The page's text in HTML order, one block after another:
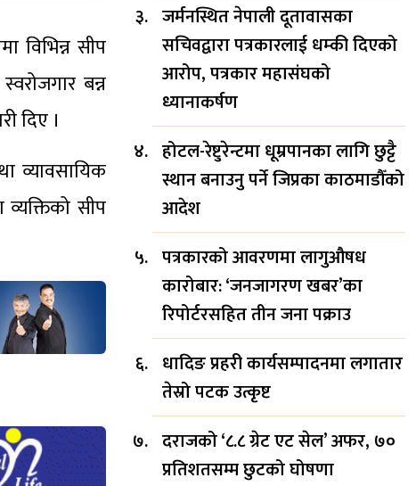
विभिन्न सीप
बन्न
दिए ।
व्यावसायिक
सीप
जर्मनस्थित नेपाली दूतावासका
सचिवद्वारा पत्रकारलाई धम्की दिएको
आरोप, पत्रकार महासंघको
ध्यानाकर्षण
होटल-रेष्टुरेन्टमा धूम्रपानका लागि छुट्टै
स्थान बनाउनु पर्ने जिप्रका काठमाडौँको
आदेश
पत्रकारको आवरणमा लागुऔषध
कारोबार: ‘जनजागरण खबर’का
रिपोर्टरसहित तीन जना पक्राउ
धादिङ प्रहरी कार्यसम्पादनमा लगातार
तेस्रो पटक उत्कृष्ट
दराजको ‘८.८ ग्रेट एट सेल’ अफर, ७०
प्रतिशतसम्म छुटको घोषणा